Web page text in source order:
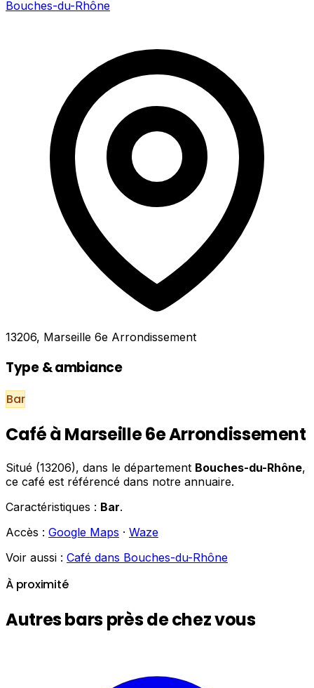
Bouches-du-Rhône
13206, Marseille 6e Arrondissement
Type & ambiance
Bar
Café à Marseille 6e Arrondissement
Situé (13206), dans le département Bouches-du-Rhône,
ce café est référencé dans notre annuaire.
Caractéristiques : Bar.
Accès : Google Maps · Waze
Voir aussi : Café dans Bouches-du-Rhône
À proximité
Autres bars près de chez vous